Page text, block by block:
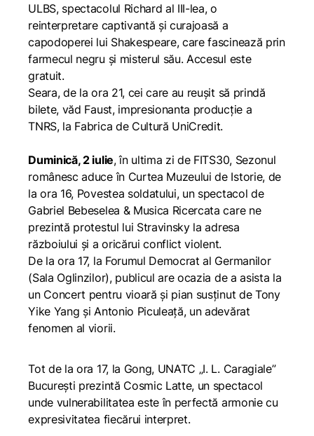
ULBS, spectacolul Richard al III-lea, o
reinterpretare captivantă și curajoasă a
capodoperei lui Shakespeare, care fascinează prin
farmecul negru și misterul său. Accesul este
gratuit.
Seara, de la ora 21, cei care au reușit să prindă
bilete, văd Faust, impresionanta producție a
TNRS, la Fabrica de Cultură UniCredit.
Duminică, 2 iulie, în ultima zi de FITS30, Sezonul
românesc aduce în Curtea Muzeului de Istorie, de
la ora 16, Povestea soldatului, un spectacol de
Gabriel Bebeselea & Musica Ricercata care ne
prezintă protestul lui Stravinsky la adresa
războiului și a oricărui conflict violent.
De la ora 17, la Forumul Democrat al Germanilor
(Sala Oglinzilor), publicul are ocazia de a asista la
un Concert pentru vioară și pian susținut de Tony
Yike Yang și Antonio Piculeață, un adevărat
fenomen al viorii.
Tot de la ora 17, la Gong, UNATC „I. L. Caragiale”
București prezintă Cosmic Latte, un spectacol
unde vulnerabilitatea este în perfectă armonie cu
expresivitatea fiecărui interpret.